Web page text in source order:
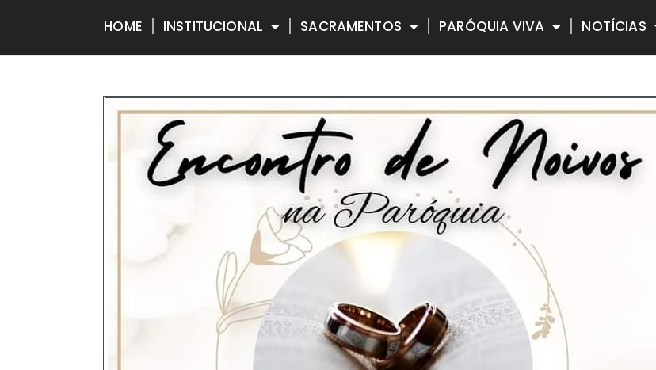
HOME INSTITUCIONAL SACRAMENTOS PARÓQUIA VIVA NOTÍCIAS